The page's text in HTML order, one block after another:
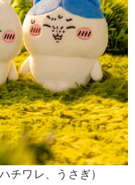
チワレ、うさぎ）